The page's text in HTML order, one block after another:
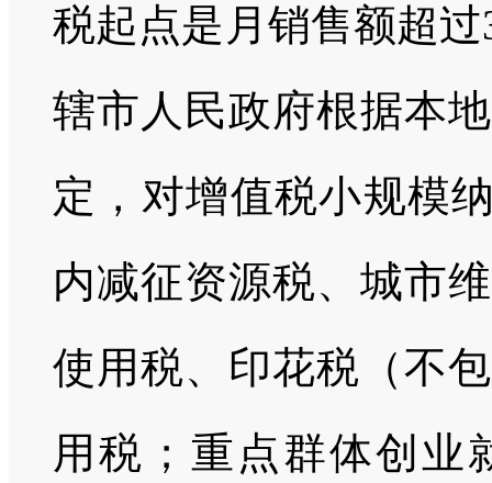
税起点是月销售额超过
辖市人民政府根据本
定，对增值税小规模
内减征资源税、城市
使用税、印花税（不
用税；重点群体创业